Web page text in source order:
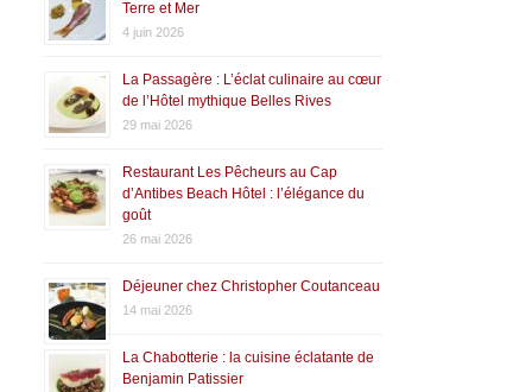
Terre et Mer
4 juin 2026
La Passagère : L’éclat culinaire au cœur
de l’Hôtel mythique Belles Rives
29 mai 2026
Restaurant Les Pêcheurs au Cap
d’Antibes Beach Hôtel : l’élégance du
goût
26 mai 2026
Déjeuner chez Christopher Coutanceau
14 mai 2026
La Chabotterie : la cuisine éclatante de
Benjamin Patissier